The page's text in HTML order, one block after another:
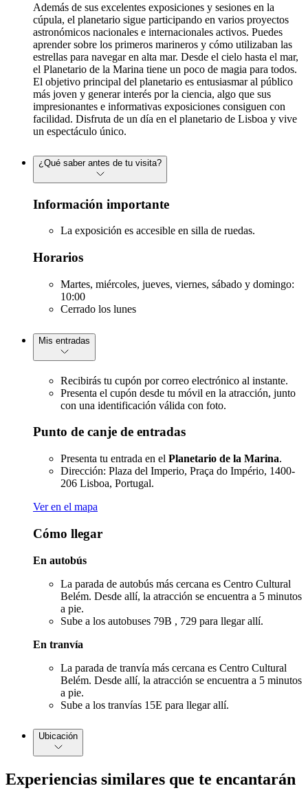
Además de sus excelentes exposiciones y sesiones en la
cúpula, el planetario sigue participando en varios proyectos
astronómicos nacionales e internacionales activos. Puedes
aprender sobre los primeros marineros y cómo utilizaban las
estrellas para navegar en alta mar. Desde el cielo hasta el mar,
el Planetario de la Marina tiene un poco de magia para todos.
El objetivo principal del planetario es entusiasmar al público
más joven y generar interés por la ciencia, algo que sus
impresionantes e informativas exposiciones consiguen con
facilidad. Disfruta de un día en el planetario de Lisboa y vive
un espectáculo único.
¿Qué saber antes de tu visita?
Información importante
La exposición es accesible en silla de ruedas.
Horarios
Martes, miércoles, jueves, viernes, sábado y domingo:
10:00
Cerrado los lunes
Mis entradas
Recibirás tu cupón por correo electrónico al instante.
Presenta el cupón desde tu móvil en la atracción, junto
con una identificación válida con foto.
Punto de canje de entradas
Presenta tu entrada en el Planetario de la Marina.
Dirección: Plaza del Imperio, Praça do Império, 1400-
206 Lisboa, Portugal.
Ver en el mapa
Cómo llegar
En autobús
La parada de autobús más cercana es Centro Cultural
Belém. Desde allí, la atracción se encuentra a 5 minutos
a pie.
Sube a los autobuses 79B , 729 para llegar allí.
En tranvía
La parada de tranvía más cercana es Centro Cultural
Belém. Desde allí, la atracción se encuentra a 5 minutos
a pie.
Sube a los tranvías 15E para llegar allí.
Ubicación
Experiencias similares que te encantarán